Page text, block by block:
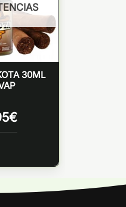
30ML
€